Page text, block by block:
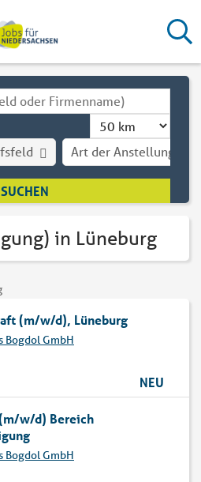
Art der Anstellung
in Lüneburg
(m/w/d), Lüneburg
Bogdol GmbH
NEU
w/d) Bereich
Bogdol GmbH